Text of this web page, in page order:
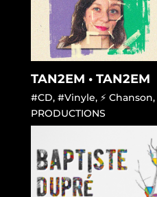
TAN2EM • TAN2EM
#CD, #Vinyle, ⚡ Chanson,
PRODUCTIONS